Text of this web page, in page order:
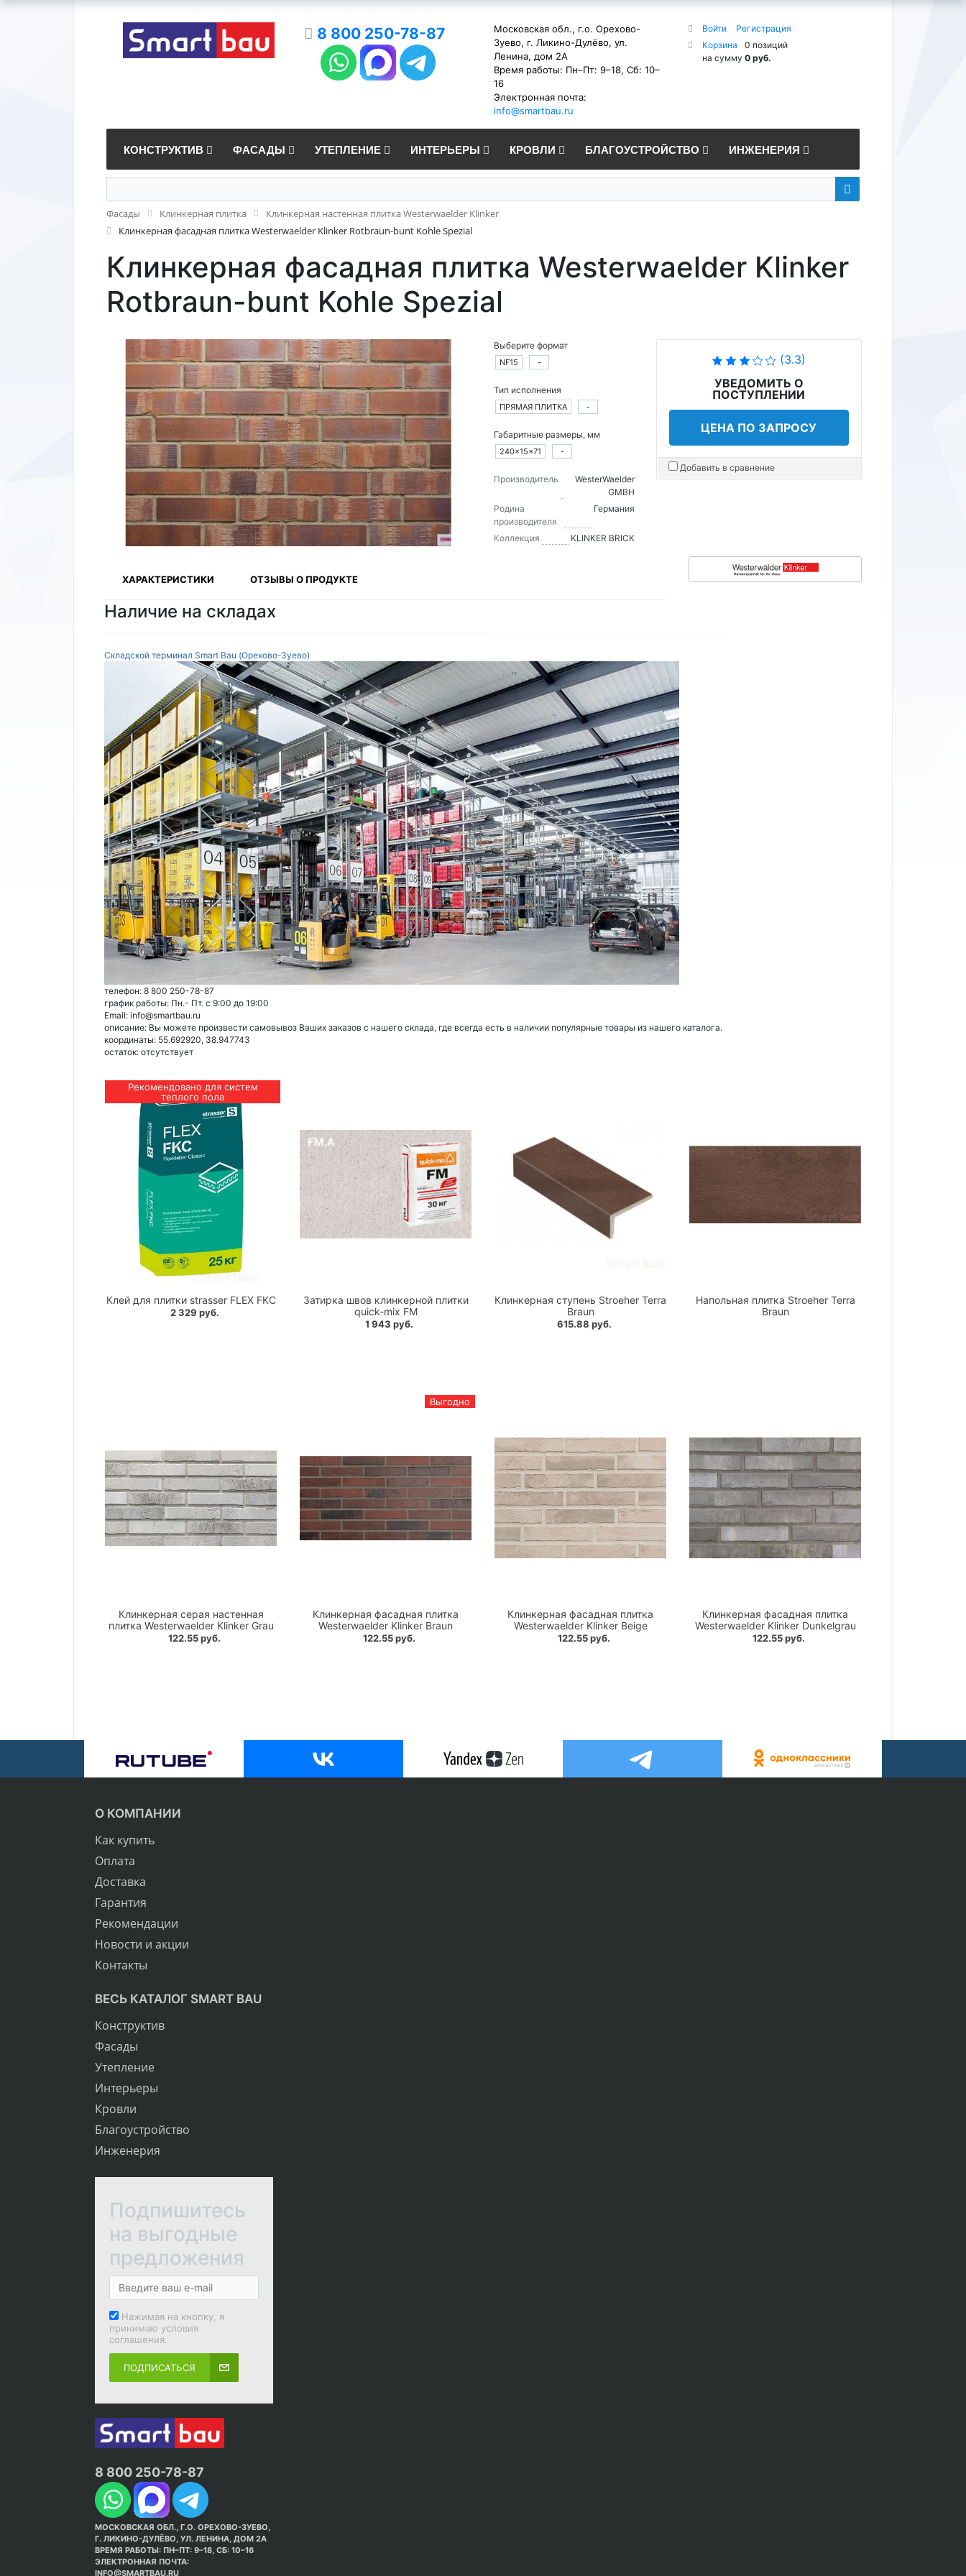
8 800 250-78-87
Московская обл., г.о. Орехово-
Зуево, г. Ликино-Дулёво, ул.
Ленина, дом 2А
Время работы: Пн–Пт: 9–18, Сб: 10–
16
Электронная почта:
info@smartbau.ru
Войти
Регистрация
Корзина
0 позиций
на сумму 0 руб.
КОНСТРУКТИВ ФАСАДЫ УТЕПЛЕНИЕ ИНТЕРЬЕРЫ КРОВЛИ БЛАГОУСТРОЙСТВО ИНЖЕНЕРИЯ
Фасады Клинкерная плитка
Клинкерная настенная плитка Westerwaelder Klinker
Клинкерная фасадная плитка Westerwaelder Klinker Rotbraun-bunt Kohle Spezial
Клинкерная фасадная плитка Westerwaelder Klinker
Rotbraun-bunt Kohle Spezial
Выберите формат
NF15 -
Тип исполнения
ПРЯМАЯ ПЛИТКА -
Габаритные размеры, мм
240×15×71 -
Производитель
WesterWaelder
GMBH
Родина
производителя
Германия
Коллекция KLINKER BRICK
(3.3)
УВЕДОМИТЬ О
ПОСТУПЛЕНИИ
ЦЕНА ПО ЗАПРОСУ
Добавить в сравнение
ХАРАКТЕРИСТИКИ ОТЗЫВЫ О ПРОДУКТЕ
Наличие на складах
Складской терминал Smart Bau (Орехово-Зуево)
телефон: 8 800 250-78-87
график работы: Пн.- Пт. с 9:00 до 19:00
Email: info@smartbau.ru
описание: Вы можете произвести самовывоз Ваших заказов с нашего склада, где всегда есть в наличии популярные товары из нашего каталога.
координаты: 55.692920, 38.947743
остаток: отсутствует
Рекомендовано для систем
теплого пола
Клей для плитки strasser FLEX FKC
2 329 руб.
Затирка швов клинкерной плитки
quick-mix FM
1 943 руб.
Клинкерная ступень Stroeher Terra
Braun
615.88 руб.
Напольная плитка Stroeher Terra
Braun
Клинкерная серая настенная
плитка Westerwaelder Klinker Grau
122.55 руб.
Выгодно
Клинкерная фасадная плитка
Westerwaelder Klinker Braun
122.55 руб.
Клинкерная фасадная плитка
Westerwaelder Klinker Beige
122.55 руб.
Клинкерная фасадная плитка
Westerwaelder Klinker Dunkelgrau
122.55 руб.
О КОМПАНИИ
Как купить
Оплата
Доставка
Гарантия
Рекомендации
Новости и акции
Контакты
ВЕСЬ КАТАЛОГ SMART BAU
Конструктив
Фасады
Утепление
Интерьеры
Кровли
Благоустройство
Инженерия
Подпишитесь
на выгодные
предложения
Нажимая на кнопку, я
принимаю условия
соглашения.
ПОДПИСАТЬСЯ
8 800 250-78-87
МОСКОВСКАЯ ОБЛ., Г.О. ОРЕХОВО-ЗУЕВО,
Г. ЛИКИНО-ДУЛЁВО, УЛ. ЛЕНИНА, ДОМ 2А
ВРЕМЯ РАБОТЫ: ПН–ПТ: 9–18, СБ: 10–16
ЭЛЕКТРОННАЯ ПОЧТА:
INFO@SMARTBAU.RU